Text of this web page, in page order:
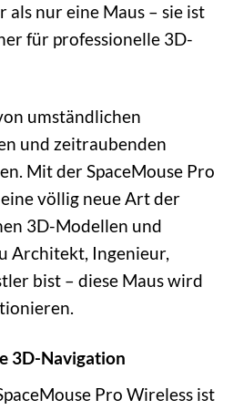
als nur eine Maus – sie ist
für professionelle 3D-
umständlichen
und zeitraubenden
Mit der SpaceMouse Pro
völlig neue Art der
3D-Modellen und
Architekt, Ingenieur,
bist – diese Maus wird
3D-Navigation
Pro Wireless ist